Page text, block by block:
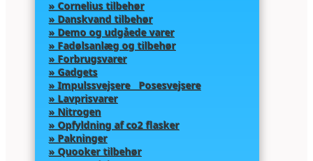
» Cornelius tilbehør
» Danskvand tilbehør
» Demo og udgåede varer
» Fadølsanlæg og tilbehør
» Forbrugsvarer
» Gadgets
» Impulssvejsere Posesvejsere
» Lavprisvarer
» Nitrogen
» Opfyldning af co2 flasker
» Pakninger
» Quooker tilbehør